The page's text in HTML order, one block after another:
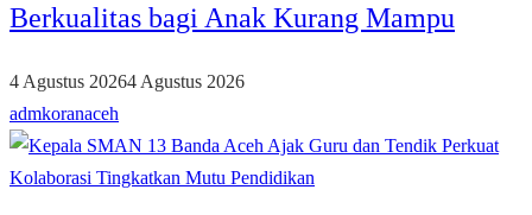
Berkualitas bagi Anak Kurang Mampu
4 Agustus 20264 Agustus 2026
admkoranaceh